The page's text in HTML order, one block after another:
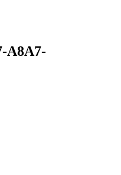
A8A7-